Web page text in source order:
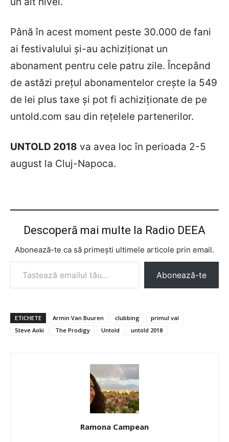
Până în acest moment peste 30.000 de fani
ai festivalului și-au achiziționat un
abonament pentru cele patru zile. Începând
de astăzi prețul abonamentelor crește la 549
de lei plus taxe și pot fi achiziționate de pe
untold.com sau din rețelele partenerilor.
UNTOLD 2018 va avea loc în perioada 2-5
august la Cluj-Napoca.
Descoperă mai multe la Radio DEEA
Abonează-te ca să primești ultimele articole prin email.
Tastează emailul tău...
Abonează-te
ETICHETE Armin Van Buuren clubbing
primul val
Steve Aoki
The Prodigy Untold untold 2018
Ramona Campean